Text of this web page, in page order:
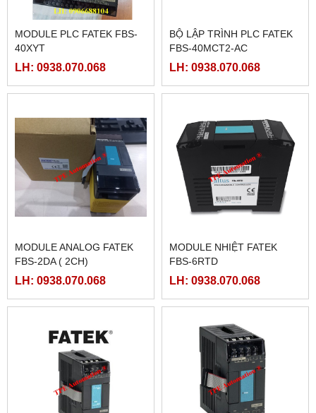
MODULE PLC FATEK FBS-
40XYT
LH: 0938.070.068
BỘ LẬP TRÌNH PLC FATEK
FBS-40MCT2-AC
LH: 0938.070.068
MODULE ANALOG FATEK
FBS-2DA ( 2CH)
LH: 0938.070.068
MODULE NHIỆT FATEK
FBS-6RTD
LH: 0938.070.068